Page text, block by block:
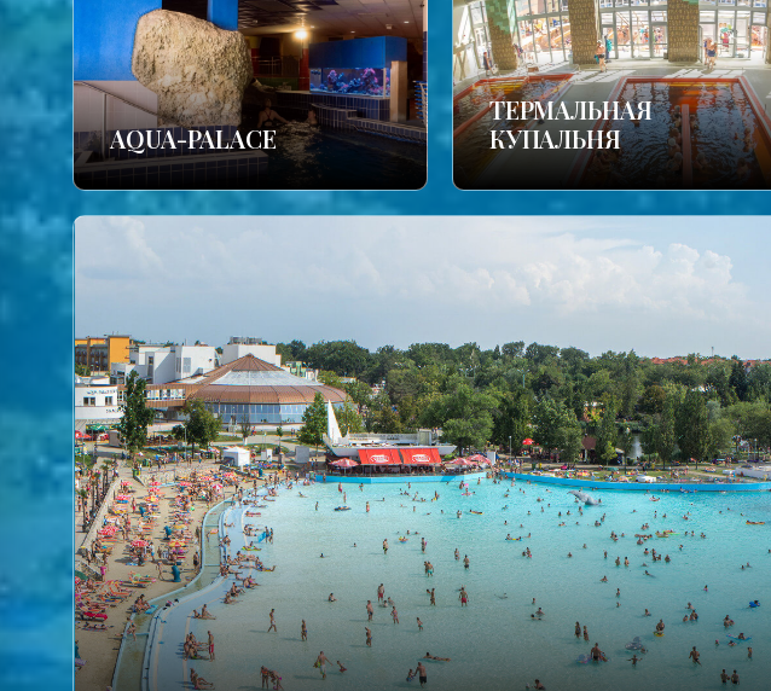
AQUA-PALACE
TЕРМАЛЬНАЯ
КУПАЛЬНЯ